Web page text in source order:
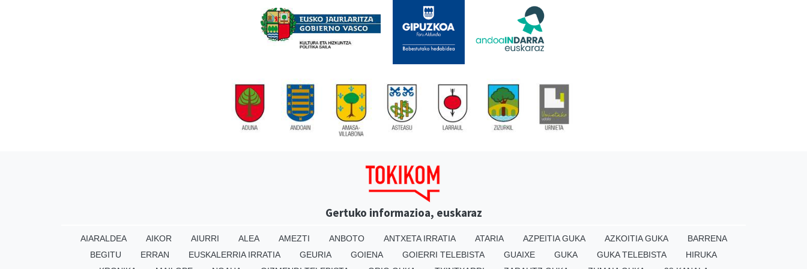
Gertuko informazioa, euskaraz
AIARALDEA AIKOR AIURRI ALEA AMEZTI ANBOTO ANTXETA IRRATIA ATARIA AZPEITIA GUKA AZKOITIA GUKA
BARRENA
BEGITU
ERRAN EUSKALERRIA IRRATIA GEURIA GOIENA GOIERRI TELEBISTA GUAIXE GUKA GUKA TELEBISTA
HIRUKA